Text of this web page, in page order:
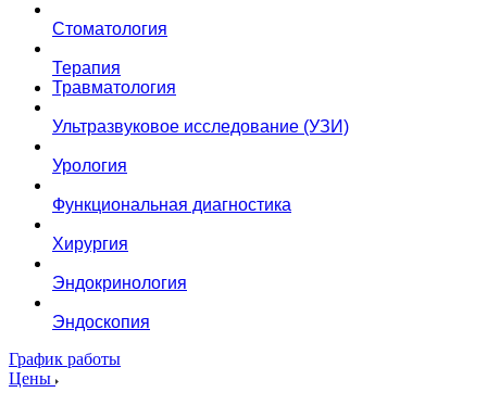
Стоматология
Терапия
Травматология
Ультразвуковое исследование (УЗИ)
Урология
Функциональная диагностика
Хирургия
Эндокринология
Эндоскопия
График работы
Цены